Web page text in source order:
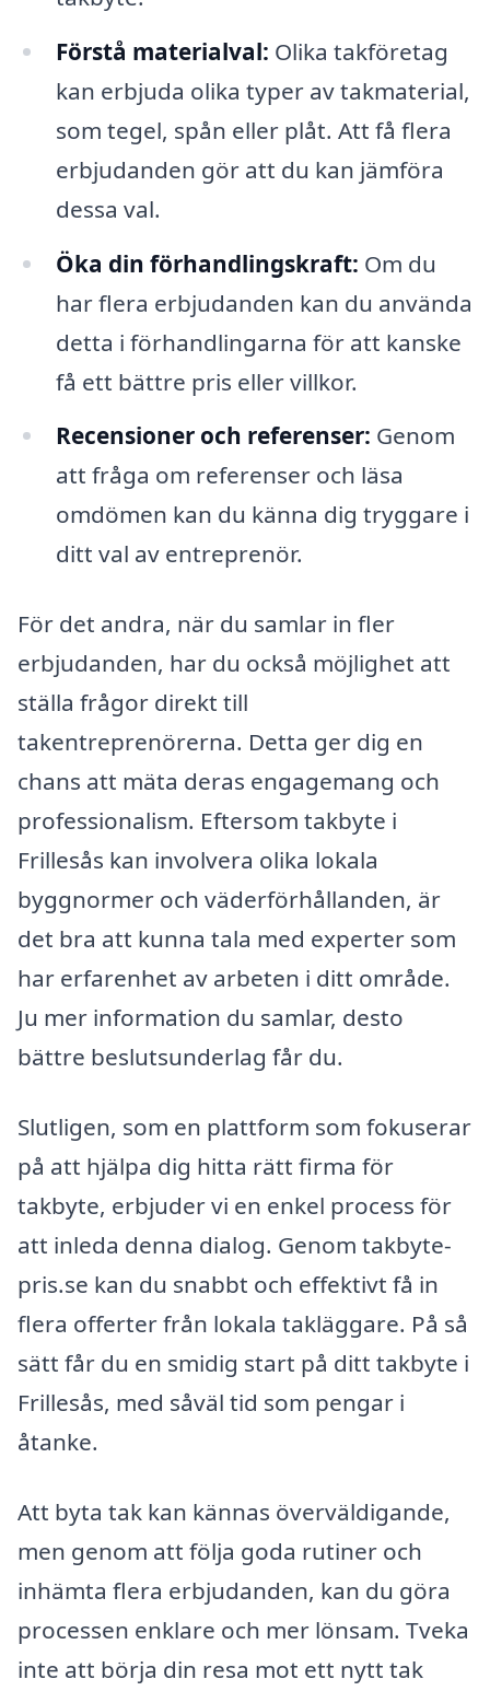
Förstå materialval: Olika takföretag
kan erbjuda olika typer av takmaterial,
som tegel, spån eller plåt. Att få flera
erbjudanden gör att du kan jämföra
dessa val.
Öka din förhandlingskraft: Om du
har flera erbjudanden kan du använda
detta i förhandlingarna för att kanske
få ett bättre pris eller villkor.
Recensioner och referenser: Genom
att fråga om referenser och läsa
omdömen kan du känna dig tryggare i
ditt val av entreprenör.
För det andra, när du samlar in fler
erbjudanden, har du också möjlighet att
ställa frågor direkt till
takentreprenörerna. Detta ger dig en
chans att mäta deras engagemang och
professionalism. Eftersom takbyte i
Frillesås kan involvera olika lokala
byggnormer och väderförhållanden, är
det bra att kunna tala med experter som
har erfarenhet av arbeten i ditt område.
Ju mer information du samlar, desto
bättre beslutsunderlag får du.
Slutligen, som en plattform som fokuserar
på att hjälpa dig hitta rätt firma för
takbyte, erbjuder vi en enkel process för
att inleda denna dialog. Genom takbyte-
pris.se kan du snabbt och effektivt få in
flera offerter från lokala takläggare. På så
sätt får du en smidig start på ditt takbyte i
Frillesås, med såväl tid som pengar i
åtanke.
Att byta tak kan kännas överväldigande,
men genom att följa goda rutiner och
inhämta flera erbjudanden, kan du göra
processen enklare och mer lönsam. Tveka
inte att börja din resa mot ett nytt tak